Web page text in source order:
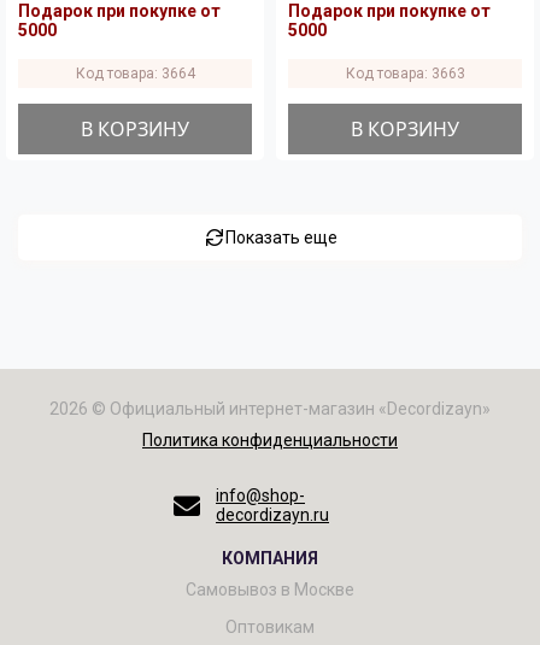
Подарок при покупке от
5000
Код товара: 3664
В КОРЗИНУ
Подарок при покупке от
5000
Код товара: 3663
В КОРЗИНУ
Показать еще
2026 © Официальный интернет-магазин «Decordizayn»
Политика конфиденциальности
info@shop-
decordizayn.ru
КОМПАНИЯ
Самовывоз в Москве
Оптовикам